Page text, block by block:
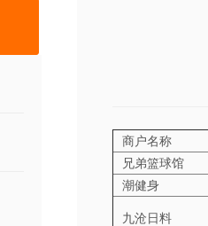
商户名称
兄弟篮球馆
潮健身
九沧日料